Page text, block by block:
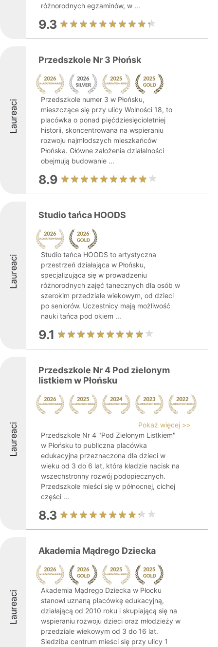
różnorodnych egzaminów, w ...
9.3
Laureaci
Przedszkole Nr 3 Płońsk
Przedszkole numer 3 w Płońsku,
mieszczące się przy ulicy Wolności 18, to
placówka o ponad pięćdziesięcioletniej
historii, skoncentrowana na wspieraniu
rozwoju najmłodszych mieszkańców
Płońska. Główne założenia działalności
obejmują budowanie ...
8.9
Laureaci
Studio tańca HOODS
Studio tańca HOODS to artystyczna
przestrzeń działająca w Płońsku,
specjalizująca się w prowadzeniu
różnorodnych zajęć tanecznych dla osób w
szerokim przedziale wiekowym, od dzieci
po seniorów. Uczestnicy mają możliwość
nauki tańca pod okiem ...
9.1
Laureaci
Przedszkole Nr 4 Pod zielonym
listkiem w Płońsku
Pokaż więcej >>
Przedszkole Nr 4 "Pod Zielonym Listkiem"
w Płońsku to publiczna placówka
edukacyjna przeznaczona dla dzieci w
wieku od 3 do 6 lat, która kładzie nacisk na
wszechstronny rozwój podopiecznych.
Przedszkole mieści się w północnej, cichej
części ...
8.3
Laureaci
Akademia Mądrego Dziecka
Akademia Mądrego Dziecka w Płocku
stanowi uznaną placówkę edukacyjną,
działającą od 2010 roku i skupiającą się na
wspieraniu rozwoju dzieci oraz młodzieży w
przedziale wiekowym od 3 do 16 lat.
Siedziba centrum mieści się przy ulicy 1